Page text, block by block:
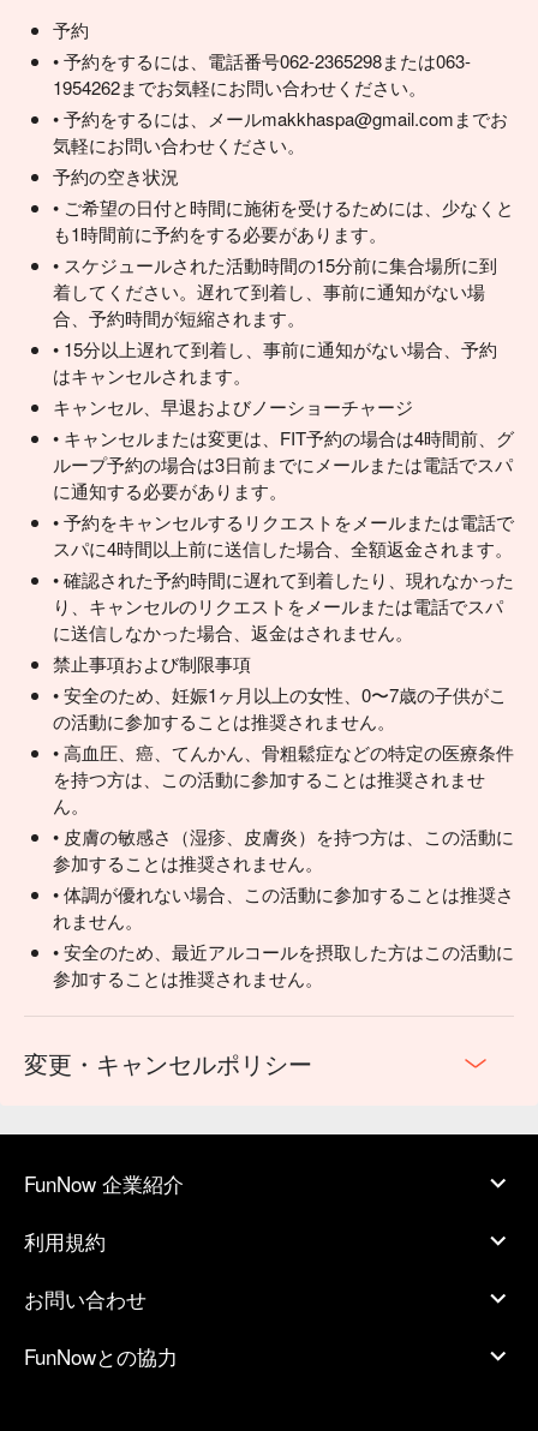
予約
• 予約をするには、電話番号062-2365298または063-
1954262までお気軽にお問い合わせください。
• 予約をするには、メールmakkhaspa@gmail.comまでお
気軽にお問い合わせください。
予約の空き状況
• ご希望の日付と時間に施術を受けるためには、少なくと
も1時間前に予約をする必要があります。
• スケジュールされた活動時間の15分前に集合場所に到
着してください。遅れて到着し、事前に通知がない場
合、予約時間が短縮されます。
• 15分以上遅れて到着し、事前に通知がない場合、予約
はキャンセルされます。
キャンセル、早退およびノーショーチャージ
• キャンセルまたは変更は、FIT予約の場合は4時間前、グ
ループ予約の場合は3日前までにメールまたは電話でスパ
に通知する必要があります。
• 予約をキャンセルするリクエストをメールまたは電話で
スパに4時間以上前に送信した場合、全額返金されます。
• 確認された予約時間に遅れて到着したり、現れなかった
り、キャンセルのリクエストをメールまたは電話でスパ
に送信しなかった場合、返金はされません。
禁止事項および制限事項
• 安全のため、妊娠1ヶ月以上の女性、0〜7歳の子供がこ
の活動に参加することは推奨されません。
• 高血圧、癌、てんかん、骨粗鬆症などの特定の医療条件
を持つ方は、この活動に参加することは推奨されませ
ん。
• 皮膚の敏感さ（湿疹、皮膚炎）を持つ方は、この活動に
参加することは推奨されません。
• 体調が優れない場合、この活動に参加することは推奨さ
れません。
• 安全のため、最近アルコールを摂取した方はこの活動に
参加することは推奨されません。
変更・キャンセルポリシー
FunNow 企業紹介
利用規約
お問い合わせ
FunNowとの協力